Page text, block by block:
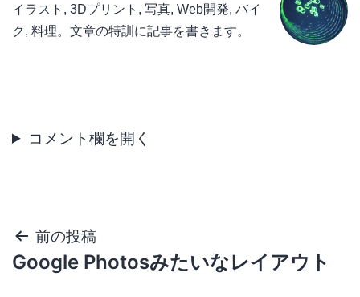
イラスト, 3Dプリント, 写真, Web開発, バイ
ク, 料理。文章の特訓に記事を書きます。
投
稿
前の投稿
Google Photosみたいなレイアウト